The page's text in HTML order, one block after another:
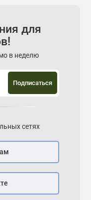
для
в неделю
Подписаться
сетях